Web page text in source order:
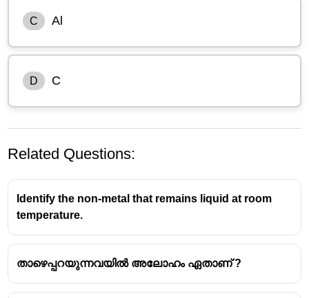
C Al
D C
ചന്ദ്രന്റെ ദക്ഷിണ ധ്രുവത്തിൽ s അലോഹ
മൂലകത്തിൻ്റെ സാന്നിധ്യമാണ്
Related Questions:
Identify the non-metal that remains liquid at room
temperature.
താഴെപ്പറയുന്നവയിൽ അലോഹം ഏതാണ് ?